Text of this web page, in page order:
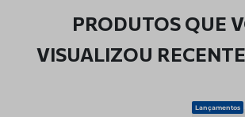
PRODUTOS QUE
VISUALIZOU
Lançamentos